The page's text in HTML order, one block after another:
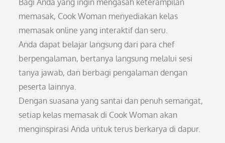
Bagi Anda yang ingin mengasah keterampilan
memasak, Cook Woman menyediakan kelas
memasak online yang interaktif dan seru.
Anda dapat belajar langsung dari para chef
berpengalaman, bertanya langsung melalui sesi
tanya jawab, dan berbagi pengalaman dengan
peserta lainnya.
Dengan suasana yang santai dan penuh semangat,
setiap kelas memasak di Cook Woman akan
menginspirasi Anda untuk terus berkarya di dapur.